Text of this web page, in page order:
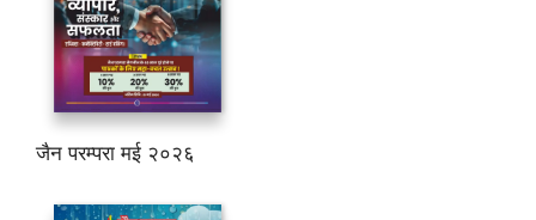
जैन परम्परा मई २०२६